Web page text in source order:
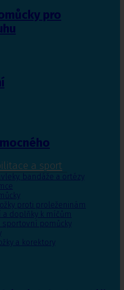
pro
a sport
bandáže a ortézy
proti proleženinám
a doplňky k míčům
sportovní pomůcky
a korektory